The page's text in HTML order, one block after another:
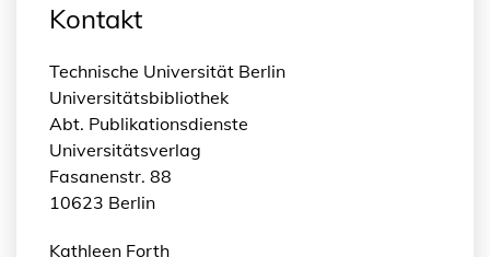
Kontakt
Technische Universität Berlin
Universitätsbibliothek
Abt. Publikationsdienste
Universitätsverlag
Fasanenstr. 88
10623 Berlin
Kathleen Forth